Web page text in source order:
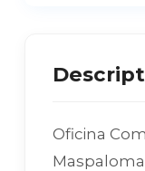
Oficina